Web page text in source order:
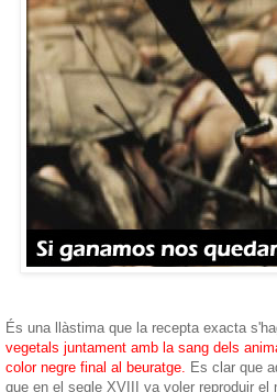
És una llàstima que la recepta exacta
vegetals juntament amb la sang dels
color negre final al beuratge. Es clar que
que en el segle XVIII va voler reproduir